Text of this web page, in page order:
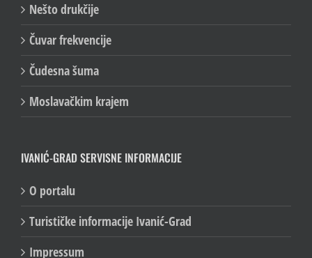
Nešto drukčije
Čuvar frekvencije
Čudesna šuma
Moslavačkim krajem
IVANIĆ-GRAD SERVISNE INFORMACIJE
O portalu
Turističke informacije Ivanić-Grad
Impressum